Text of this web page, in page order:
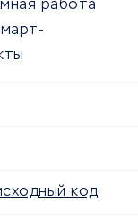
работа
код